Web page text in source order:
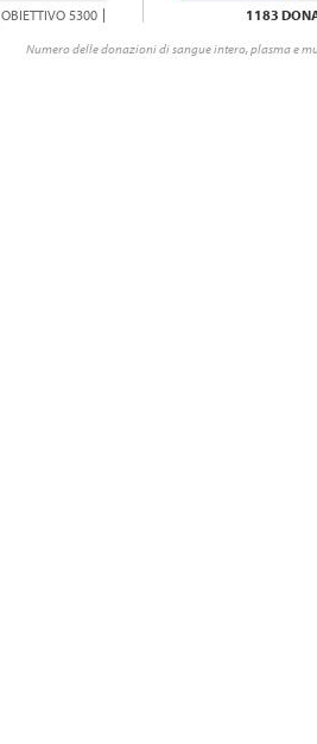
OBIETTIVO 5300 1183
Numero delle donazioni di sangue intero, plasma e